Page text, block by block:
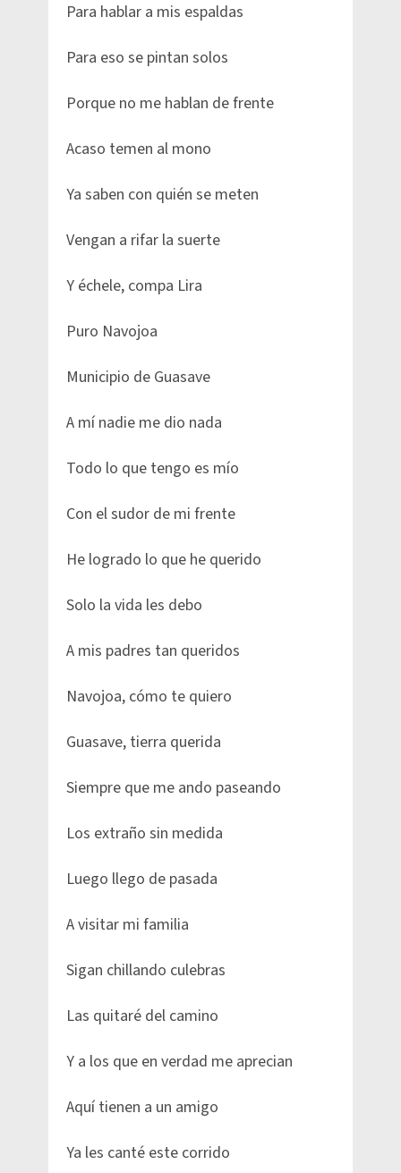
Para hablar a mis espaldas
Para eso se pintan solos
Porque no me hablan de frente
Acaso temen al mono
Ya saben con quién se meten
Vengan a rifar la suerte
Y échele, compa Lira
Puro Navojoa
Municipio de Guasave
A mí nadie me dio nada
Todo lo que tengo es mío
Con el sudor de mi frente
He logrado lo que he querido
Solo la vida les debo
A mis padres tan queridos
Navojoa, cómo te quiero
Guasave, tierra querida
Siempre que me ando paseando
Los extraño sin medida
Luego llego de pasada
A visitar mi familia
Sigan chillando culebras
Las quitaré del camino
Y a los que en verdad me aprecian
Aquí tienen a un amigo
Ya les canté este corrido